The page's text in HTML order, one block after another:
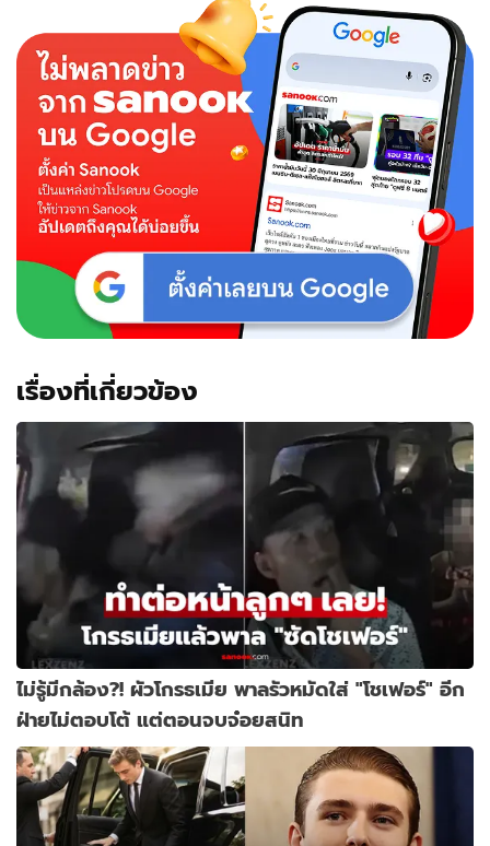
เรื่องที่เกี่ยวข้อง
ไม่รู้มีกล้อง?! ผัวโกรธเมีย พาลรัวหมัดใส่ "โชเฟอร์" อีก
ฝ่ายไม่ตอบโต้ แต่ตอนจบจ๋อยสนิท